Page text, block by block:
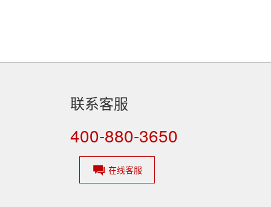
联系客服
400-880-3650
在线客服